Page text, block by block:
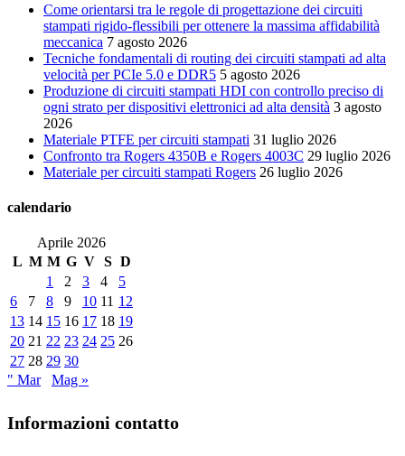
Come orientarsi tra le regole di progettazione dei circuiti
stampati rigido-flessibili per ottenere la massima affidabilità
meccanica 7 agosto 2026
Tecniche fondamentali di routing dei circuiti stampati ad alta
velocità per PCIe 5.0 e DDR5 5 agosto 2026
Produzione di circuiti stampati HDI con controllo preciso di
ogni strato per dispositivi elettronici ad alta densità 3 agosto
2026
Materiale PTFE per circuiti stampati 31 luglio 2026
Confronto tra Rogers 4350B e Rogers 4003C 29 luglio 2026
Materiale per circuiti stampati Rogers 26 luglio 2026
calendario
Aprile 2026
L M M G V S D
1
2 3 4
5
6
7 8 9 10 11 12
13 14 15 16 17 18 19
20 21 22 23 24 25 26
27 28 29 30
" Mar
Mag »
Informazioni contatto